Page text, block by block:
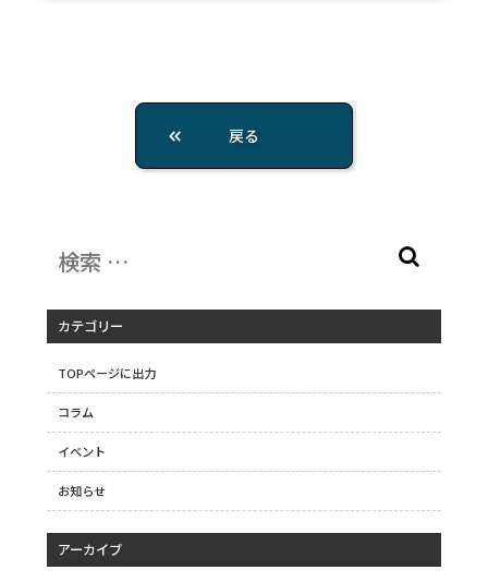
戻る
カテゴリー
TOPページに出力
コラム
イベント
お知らせ
アーカイブ